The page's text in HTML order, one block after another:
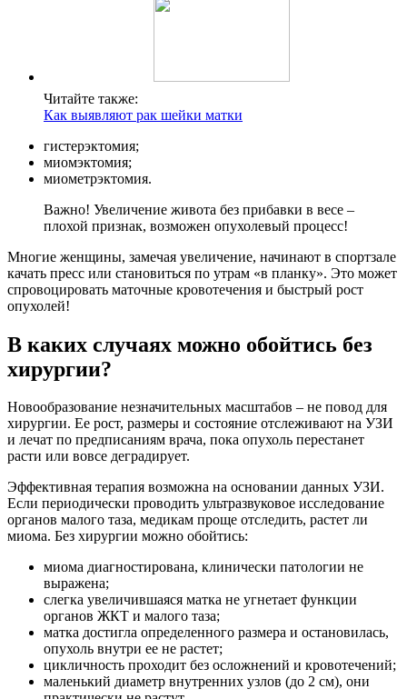
Читайте также:
Как выявляют рак шейки матки
гистерэктомия;
миомэктомия;
миометрэктомия.
Важно! Увеличение живота без прибавки в весе –
плохой признак, возможен опухолевый процесс!
Многие женщины, замечая увеличение, начинают в спортзале
качать пресс или становиться по утрам «в планку». Это может
спровоцировать маточные кровотечения и быстрый рост
опухолей!
В каких случаях можно обойтись без
хирургии?
Новообразование незначительных масштабов – не повод для
хирургии. Ее рост, размеры и состояние отслеживают на УЗИ
и лечат по предписаниям врача, пока опухоль перестанет
расти или вовсе деградирует.
Эффективная терапия возможна на основании данных УЗИ.
Если периодически проводить ультразвуковое исследование
органов малого таза, медикам проще отследить, растет ли
миома. Без хирургии можно обойтись:
миома диагностирована, клинически патологии не
выражена;
слегка увеличившаяся матка не угнетает функции
органов ЖКТ и малого таза;
матка достигла определенного размера и остановилась,
опухоль внутри ее не растет;
цикличность проходит без осложнений и кровотечений;
маленький диаметр внутренних узлов (до 2 см), они